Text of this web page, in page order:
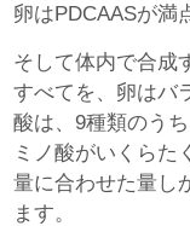
卵はPDCAASが満
そして体内で合成
すべてを、卵はバ
酸は、9種類のう
ミノ酸がいくらた
量に合わせた量し
ます。